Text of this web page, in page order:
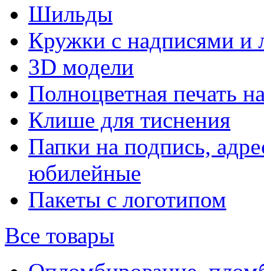
Шильды
Кружки с надписями и
3D модели
Полноцветная печать
Клише для тиснения
Папки на подпись,
юбилейные
Пакеты с логотипом
Все товары